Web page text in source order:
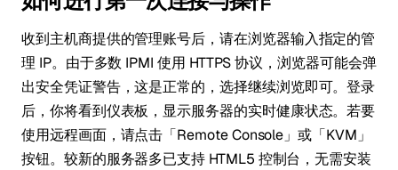
收到主机商提供的管理账号后，请在浏览器输入指定的管
理 IP。由于多数 IPMI 使用 HTTPS 协议，浏览器可能会弹
出安全凭证警告，这是正常的，选择继续浏览即可。登录
后，你将看到仪表板，显示服务器的实时健康状态。若要
使用远程画面，请点击「Remote Console」或「KVM」
按钮。较新的服务器多已支持 HTML5 控制台，无需安装